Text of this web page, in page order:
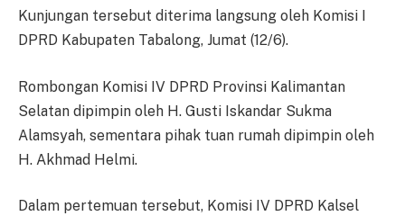
Kunjungan tersebut diterima langsung oleh Komisi I
DPRD Kabupaten Tabalong, Jumat (12/6).
Rombongan Komisi IV DPRD Provinsi Kalimantan
Selatan dipimpin oleh H. Gusti Iskandar Sukma
Alamsyah, sementara pihak tuan rumah dipimpin oleh
H. Akhmad Helmi.
Dalam pertemuan tersebut, Komisi IV DPRD Kalsel